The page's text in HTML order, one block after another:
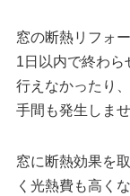
窓の断熱リフォ
1日以内で終わ
行えなかったり
手間も発生しませ
窓に断熱効果を
く光熱費も高く